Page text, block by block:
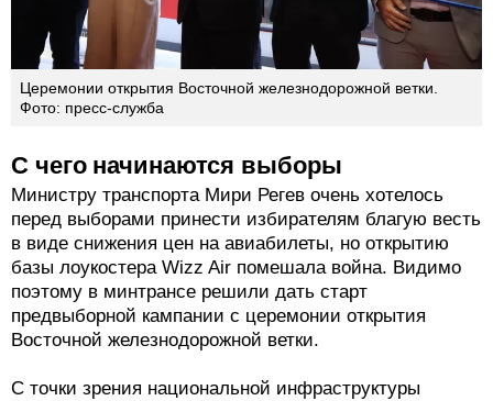
Церемонии открытия Восточной железнодорожной ветки.
Фото: пресс-служба
С чего начинаются выборы
Министру транспорта Мири Регев очень хотелось
перед выборами принести избирателям благую весть
в виде снижения цен на авиабилеты, но открытию
базы лоукостера Wizz Air помешала война. Видимо
поэтому в минтрансе решили дать старт
предвыборной кампании с церемонии открытия
Восточной железнодорожной ветки.
С точки зрения национальной инфраструктуры